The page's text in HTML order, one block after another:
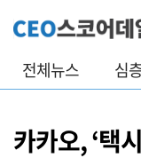
전체뉴스 심
카카오, ‘택